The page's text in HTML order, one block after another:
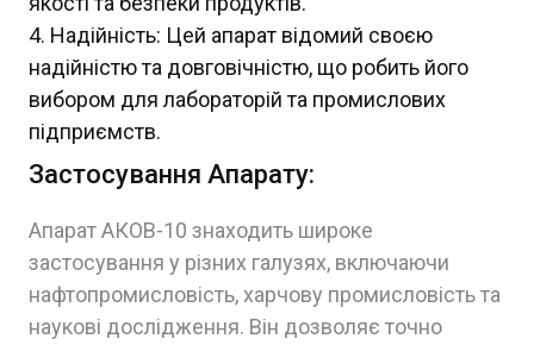
Надійність: Цей апарат відомий своєю
надійністю та довговічністю, що робить його
вибором для лабораторій та промислових
підприємств.
Застосування Апарату:
Апарат АКОВ-10 знаходить широке
застосування у різних галузях, включаючи
нафтопромисловість, харчову промисловість та
наукові дослідження. Він дозволяє точно